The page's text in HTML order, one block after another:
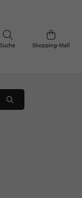
Shopping-Mall
Suche